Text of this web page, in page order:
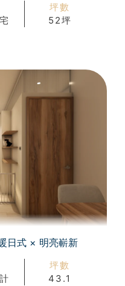
坪數
52坪
日式 × 明亮嶄新
坪數
43.1